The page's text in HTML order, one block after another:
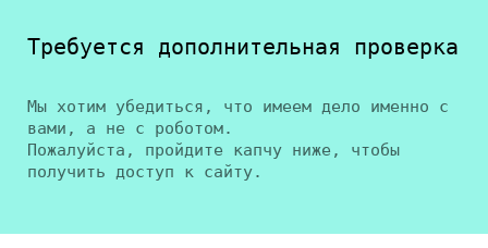
Требуется дополнительная проверка
Мы хотим убедиться, что имеем дело именно с
вами, а не с роботом.
Пожалуйста, пройдите капчу ниже, чтобы
получить доступ к сайту.